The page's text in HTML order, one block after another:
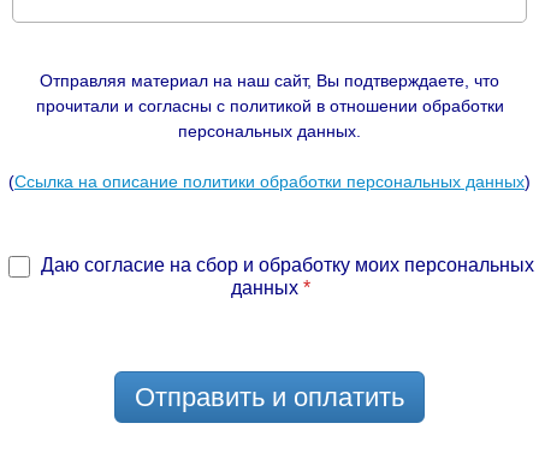
Отправляя материал на наш сайт, Вы подтверждаете, что
прочитали и согласны с политикой в отношении обработки
персональных данных.
(Ссылка на описание политики обработки персональных данных)
Даю согласие на сбор и обработку моих персональных
данных *
Отправить и оплатить